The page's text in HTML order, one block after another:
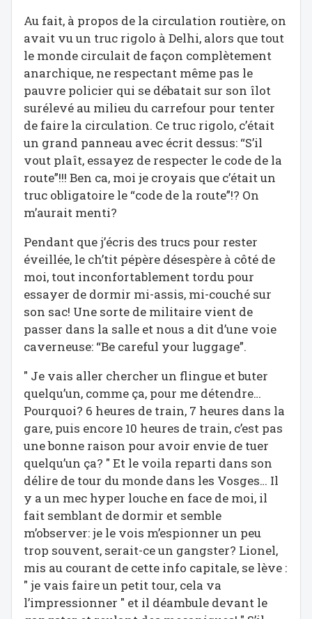
Au fait, à propos de la circulation routière, on
avait vu un truc rigolo à Delhi, alors que tout
le monde circulait de façon complètement
anarchique, ne respectant même pas le
pauvre policier qui se débatait sur son îlot
surélevé au milieu du carrefour pour tenter
de faire la circulation. Ce truc rigolo, c’était
un grand panneau avec écrit dessus: “S’il
vout plaît, essayez de respecter le code de la
route”!!! Ben ca, moi je croyais que c’était un
truc obligatoire le “code de la route”!? On
m’aurait menti?
Pendant que j’écris des trucs pour rester
éveillée, le ch’tit pépère désespère à côté de
moi, tout inconfortablement tordu pour
essayer de dormir mi-assis, mi-couché sur
son sac! Une sorte de militaire vient de
passer dans la salle et nous a dit d’une voie
caverneuse: “Be careful your luggage”.
" Je vais aller chercher un flingue et buter
quelqu’un, comme ça, pour me détendre…
Pourquoi? 6 heures de train, 7 heures dans la
gare, puis encore 10 heures de train, c’est pas
une bonne raison pour avoir envie de tuer
quelqu’un ça? " Et le voila reparti dans son
délire de tour du monde dans les Vosges… Il
y a un mec hyper louche en face de moi, il
fait semblant de dormir et semble
m’observer: je le vois m’espionner un peu
trop souvent, serait-ce un gangster? Lionel,
mis au courant de cette info capitale, se lève :
" je vais faire un petit tour, cela va
l’impressionner " et il déambule devant le